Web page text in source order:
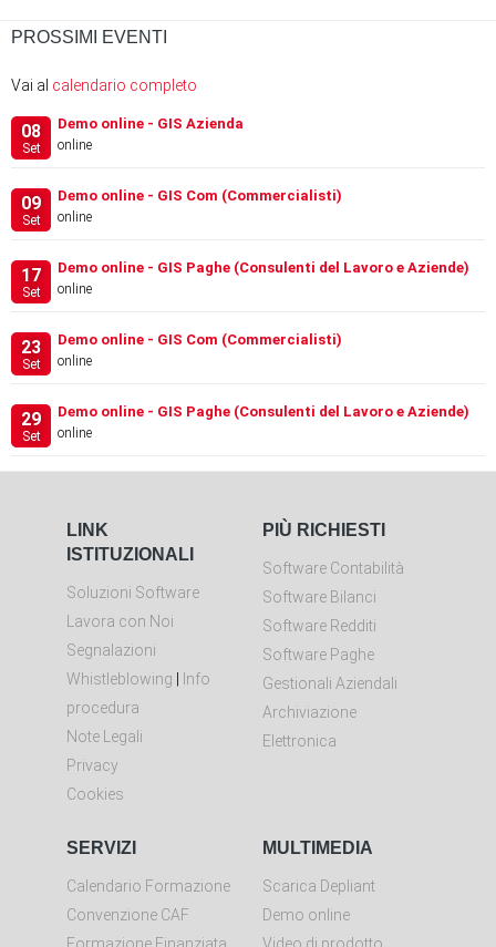
PROSSIMI EVENTI
Vai al calendario completo
08
Set
Demo online - GIS Azienda
online
09
Set
Demo online - GIS Com (Commercialisti)
online
17
Set
Demo online - GIS Paghe (Consulenti del Lavoro e Aziende)
online
23
Set
Demo online - GIS Com (Commercialisti)
online
29
Set
Demo online - GIS Paghe (Consulenti del Lavoro e Aziende)
online
LINK
ISTITUZIONALI
Soluzioni Software
Lavora con Noi
Segnalazioni
Whistleblowing
Info
procedura
Note Legali
Privacy
Cookies
PIÙ RICHIESTI
Software Contabilità
Software Bilanci
Software Redditi
Software Paghe
Gestionali Aziendali
Archiviazione
Elettronica
SERVIZI
Calendario Formazione
Convenzione CAF
Formazione Finanziata
MULTIMEDIA
Scarica Depliant
Demo online
Video di prodotto